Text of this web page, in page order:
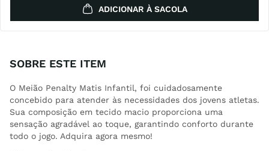
ADICIONAR À SACOLA
SOBRE ESTE ITEM
O Meião Penalty Matis Infantil, foi cuidadosamente
concebido para atender às necessidades dos jovens atletas.
Sua composição em tecido macio proporciona uma
sensação agradável ao toque, garantindo conforto durante
todo o jogo. Adquira agora mesmo!